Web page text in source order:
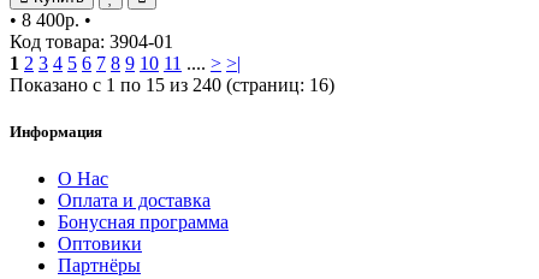
• 8 400р. •
Код товара: 3904-01
1 2 3 4 5 6 7 8 9 10 11 .... > >|
Показано с 1 по 15 из 240 (страниц: 16)
Информация
О Нас
Оплата и доставка
Бонусная программа
Оптовики
Партнёры